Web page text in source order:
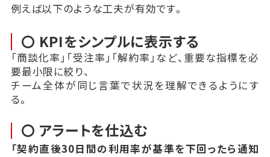
例えば以下のような工夫が有効です。
〇 KPIをシンプルに表示する
「商談化率」「受注率」「解約率」など、重要な指標を必
要最小限に絞り、
チーム全体が同じ言葉で状況を理解できるようにす
る。
〇 アラートを仕込む
「契約直後30日間の利用率が基準を下回ったら通知